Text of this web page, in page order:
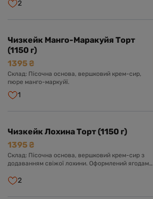
2
Чизкейк Манго-Маракуйя Торт
(1150 г)
1395 ₴
Склад: Пісочна основа, вершковий крем-сир,
пюре манго-маркуйї.
1
Чизкейк Лохина Торт (1150 г)
1395 ₴
Склад: Пісочна основа, вершковий крем-сир з
додаванням свіжої лохини. Оформлений ягодами
2